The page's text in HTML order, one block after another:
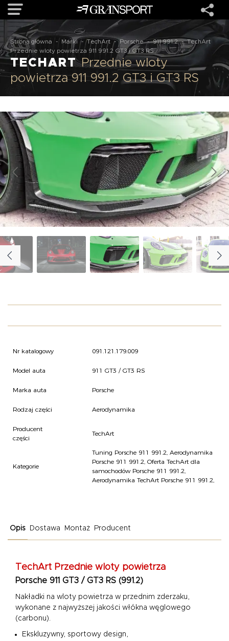
OFERTA
MARKI
REALIZACJE
O NAS
USŁUGI
KONTAKT
Strona główna - Marki - TechArt - Porsche - 911 991.2 - TechArt
Przednie wloty powietrza 911 991.2 GT3 i GT3 RS
TECHARTPrzednie wloty
powietrza 911 991.2 GT3 i GT3 RS
Nr katalogowy 091.121.179.009
Model auta 911 GT3 / GT3 RS
Marka auta Porsche
Rodzaj części Aerodynamika
Producent
części
TechArt
Kategorie
Tuning Porsche 911 991.2, Aerodynamika
Porsche 911 991.2, Oferta TechArt dla
samochodów Porsche 911 991.2,
Aerodynamika TechArt Porsche 911 991.2,
Opis Dostawa Montaż Producent
TechArt Przednie wloty powietrza
Porsche 911 GT3 / GT3 RS (991.2)
Nakładki na wloty powietrza w przednim zderzaku,
wykonane z najwyższej jakości włókna węglowego
(carbonu).
Ekskluzywny, sportowy design,